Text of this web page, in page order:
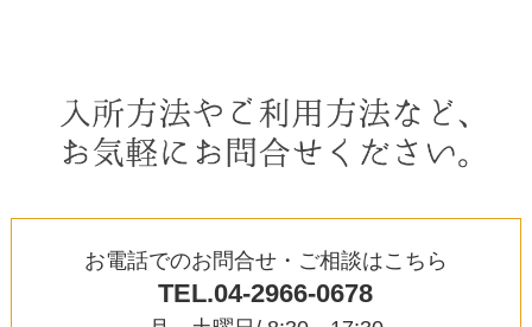
お電話でのお問合せ・ご相談はこちら
TEL.04-2966-0678